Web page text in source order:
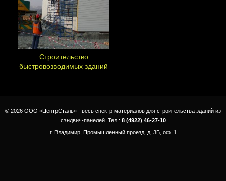
Cтроительство
быстровозводимых зданий
© 2026 ООО «ЦентрСталь» - весь спектр материалов для строительства зданий из
сэндвич-панелей. Тел.: 8 (4922) 46-27-10
г. Владимир, Промышленный проезд, д. 3Б, оф. 1